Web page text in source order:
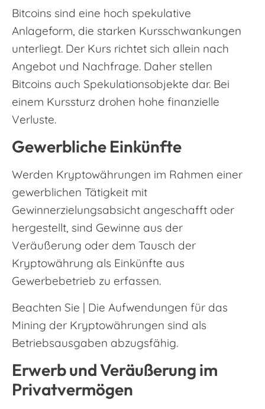
Bitcoins sind eine hoch spekulative
Anlageform, die starken Kursschwankungen
unterliegt. Der Kurs richtet sich allein nach
Angebot und Nachfrage. Daher stellen
Bitcoins auch Spekulationsobjekte dar. Bei
einem Kurssturz drohen hohe finanzielle
Verluste.
Gewerbliche Einkünfte
Werden Kryptowährungen im Rahmen einer
gewerblichen Tätigkeit mit
Gewinnerzielungsabsicht angeschafft oder
hergestellt, sind Gewinne aus der
Veräußerung oder dem Tausch der
Kryptowährung als Einkünfte aus
Gewerbebetrieb zu erfassen.
Beachten Sie | Die Aufwendungen für das
Mining der Kryptowährungen sind als
Betriebsausgaben abzugsfähig.
Erwerb und Veräußerung im
Privatvermögen